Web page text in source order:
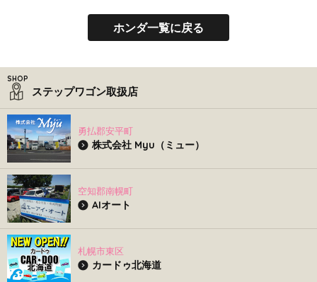
ホンダ一覧に戻る
ステップワゴン取扱店
勇払郡安平町
株式会社 Myu（ミュー）
空知郡南幌町
AIオート
札幌市東区
カードゥ北海道